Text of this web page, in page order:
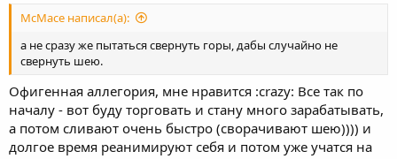
McMace написал(а):
а не сразу же пытаться свернуть горы, дабы случайно не
свернуть шею.
Офигенная аллегория, мне нравится :crazy: Все так по
началу - вот буду торговать и стану много зарабатывать,
а потом сливают очень быстро (сворачивают шею)))) и
долгое время реанимируют себя и потом уже учатся на